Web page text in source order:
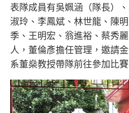
表隊成員有吳姵涵（隊長）
淑玲、李鳳斌、林世龍、陳
季、王明宏、翁進裕、蔡秀
人，董倫彥擔任管理，邀請
系董燊教授帶隊前往參加比賽